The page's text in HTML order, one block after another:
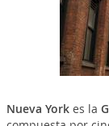
Nueva Yorkes la